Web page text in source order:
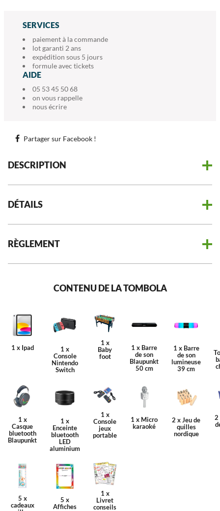
SERVICES
paiement à la commande
lot garanti 2 ans
expédition sous 5 jours
formule avec tickets
AIDE
05 53 45 50 68
on vous rappelle
nous écrire
Partager sur Facebook !
DESCRIPTION
DÉTAILS
RÈGLEMENT
CONTENU DE LA TOMBOLA
1 x Ipad
1 x
Console
Nintendo
Switch
1 x
Baby
foot
1 x Barre
de son
Blaupunkt
50 cm
1 x Barre
de son
lumineuse
39 cm
1 x
Casque
bluetooth
Blaupunkt
1 x
Enceinte
bluetooth
LED
aluminium
1 x
Console
jeux
portable
1 x Micro
karaoké
2 x Jeu de
quilles
nordique
2
5 x
cadeaux
5 x
Affiches
1 x
Livret
conseils